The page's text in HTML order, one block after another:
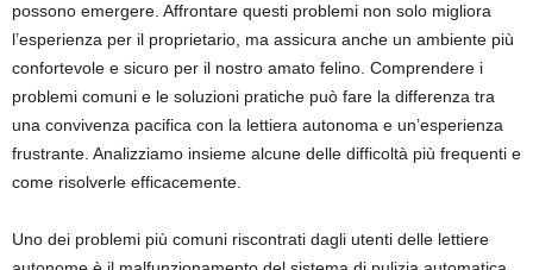
possono emergere. Affrontare questi problemi non solo migliora
l’esperienza per il proprietario, ma assicura anche un ambiente più
confortevole e sicuro per il nostro amato felino. Comprendere i
problemi comuni e le soluzioni pratiche può fare la differenza tra
una convivenza pacifica con la lettiera autonoma e un’esperienza
frustrante. Analizziamo insieme alcune delle difficoltà più frequenti e
come risolverle efficacemente.
Uno dei problemi più comuni riscontrati dagli utenti delle lettiere